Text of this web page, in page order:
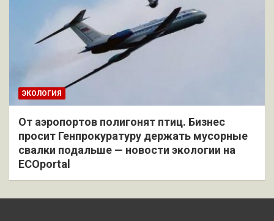
ЭКОЛОГИЯ
От аэропортов полигонят птиц. Бизнес
просит Генпрокуратуру держать мусорные
свалки подальше — новости экологии на
ECOportal